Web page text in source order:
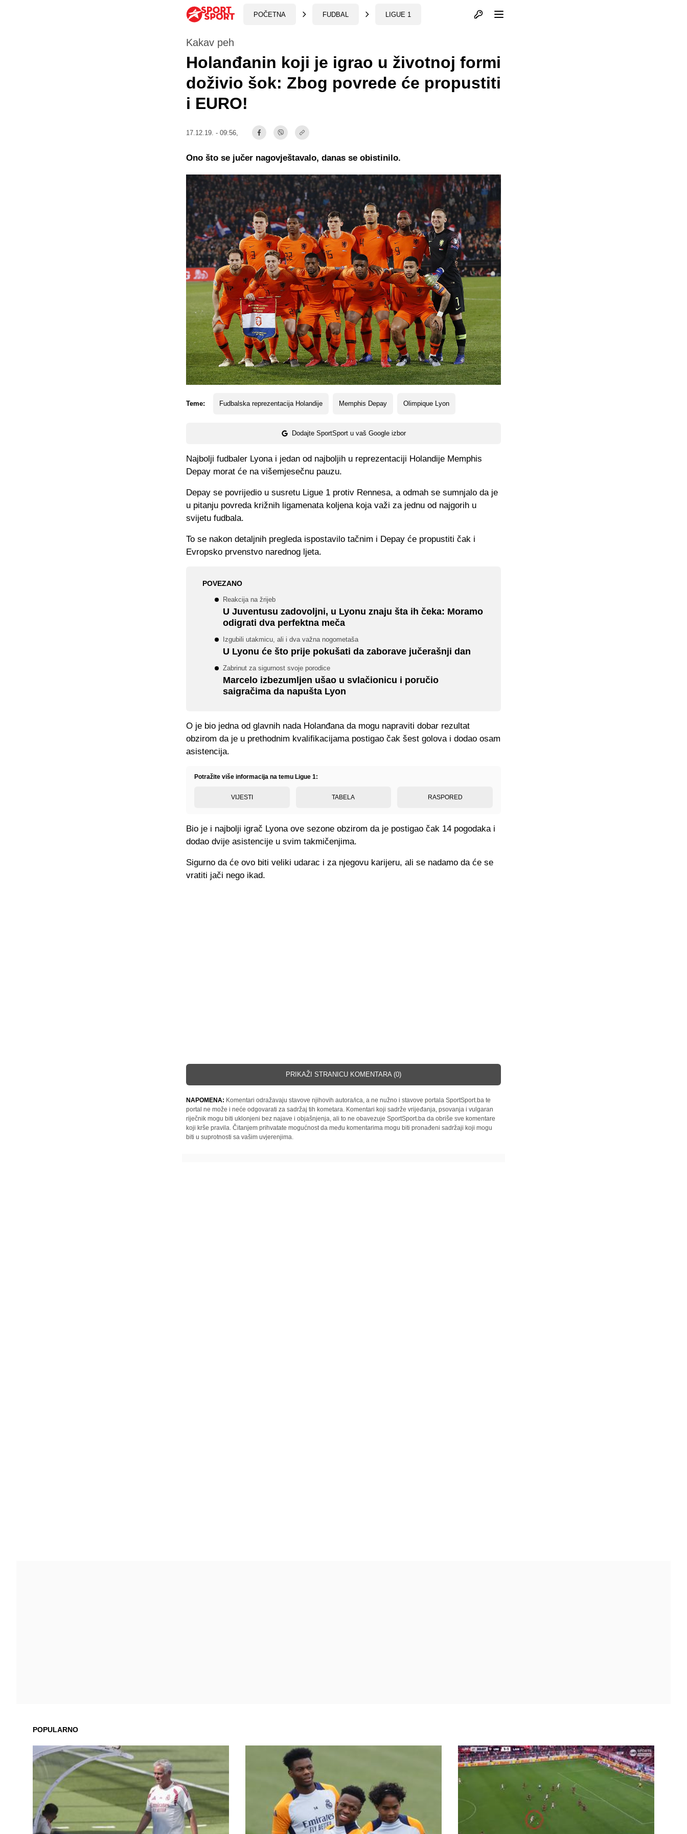
POČETNA FUDBAL LIGUE 1 Otvori profil
Kakav peh
Holanđanin koji je igrao u životnoj formi
doživio šok: Zbog povrede će propustiti
i EURO!
17.12.19. - 09:56,
Teme: Fudbalska reprezentacija Holandije Memphis Depay Olimpique Lyon
Dodajte SportSport u vaš Google izbor
Ono što se jučer nagovještavalo, danas se obistinilo.
Najbolji fudbaler Lyona i jedan od najboljih u reprezentaciji Holandije Memphis
Depay morat će na višemjesečnu pauzu.
Depay se povrijedio u susretu Ligue 1 protiv Rennesa, a odmah se sumnjalo da je
u pitanju povreda križnih ligamenata koljena koja važi za jednu od najgorih u
svijetu fudbala.
To se nakon detaljnih pregleda ispostavilo tačnim i Depay će propustiti čak i
Evropsko prvenstvo narednog ljeta.
POVEZANO
Reakcija na žrijeb
U Juventusu zadovoljni, u Lyonu znaju šta ih čeka: Moramo
odigrati dva perfektna meča
Izgubili utakmicu, ali i dva važna nogometaša
U Lyonu će što prije pokušati da zaborave jučerašnji dan
Zabrinut za sigurnost svoje porodice
Marcelo izbezumljen ušao u svlačionicu i poručio
saigračima da napušta Lyon
O je bio jedna od glavnih nada Holanđana da mogu napraviti dobar rezultat
obzirom da je u prethodnim kvalifikacijama postigao čak šest golova i dodao osam
asistencija.
Potražite više informacija na temu Ligue 1:
VIJESTI TABELA RASPORED
Bio je i najbolji igrač Lyona ove sezone obzirom da je postigao čak 14 pogodaka i
dodao dvije asistencije u svim takmičenjima.
Sigurno da će ovo biti veliki udarac i za njegovu karijeru, ali se nadamo da će se
vratiti jači nego ikad.
PRIKAŽI STRANICU KOMENTARA (0)
NAPOMENA: Komentari odražavaju stavove njihovih autora/ica, a ne nužno i stavove portala SportSport.ba te
portal ne može i neće odgovarati za sadržaj tih kometara. Komentari koji sadrže vrijeđanja, psovanja i vulgaran
riječnik mogu biti uklonjeni bez najave i objašnjenja, ali to ne obavezuje SportSport.ba da obriše sve komentare
koji krše pravila. Čitanjem prihvatate mogućnost da među komentarima mogu biti pronađeni sadržaji koji mogu
biti u suprotnosti sa vašim uvjerenjima.
POPULARNO